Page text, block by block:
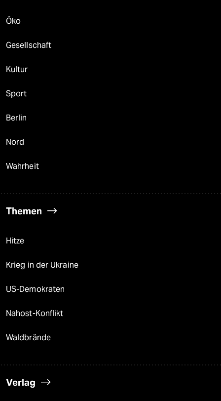
Öko
Gesellschaft
Kultur
Sport
Berlin
Nord
Wahrheit
Themen
Hitze
Krieg in der Ukraine
US-Demokraten
Nahost-Konflikt
Waldbrände
Verlag